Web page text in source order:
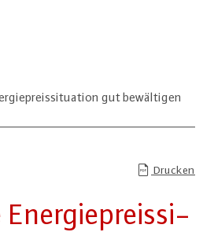
gut bewältigen
Drucken
En­er­gie­preis­si­